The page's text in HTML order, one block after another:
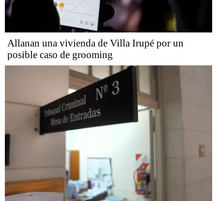
Allanan una vivienda de Villa Irupé por un
posible caso de grooming